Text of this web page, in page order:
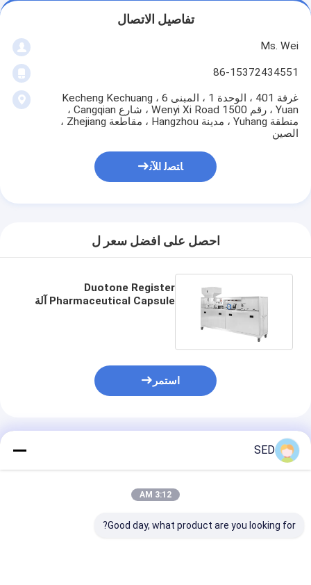
تفاصيل الاتصال
Ms. Wei
86-15372434551
غرفة 401 ، الوحدة 1 ، المبنى 6 ، Kecheng Kechuang
Yuan ، رقم 1500 Wenyi Xi Road ، شارع Cangqian ،
منطقة Yuhang ، مدينة Hangzhou ، مقاطعة Zhejiang ،
الصين
ﺎﺘﺼﻟ ﺍﻶﻧ
احصل على افضل سعر ل
Duotone Register
Pharmaceutical Capsule آلة
استمر
المنتجات الموصى بها
SED
3:12 AM
Good day, what product are you looking for?